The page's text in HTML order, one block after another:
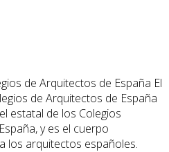
El
de Arquitectos de España
estatal de los Colegios
y es el cuerpo
los arquitectos españoles.